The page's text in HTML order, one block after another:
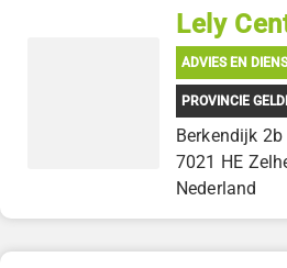
Lely
ADVIES EN
PROVINCIE
Berkendijk 2b
7021 HE
Nederland